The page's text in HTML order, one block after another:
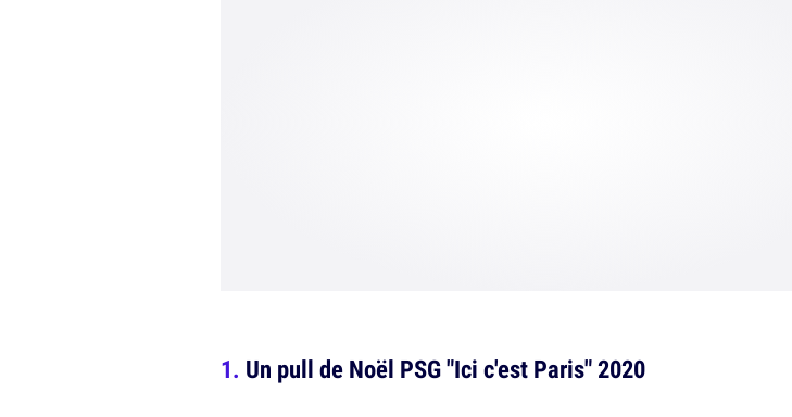
Un pull de Noël PSG "Ici c'est Paris" 2020